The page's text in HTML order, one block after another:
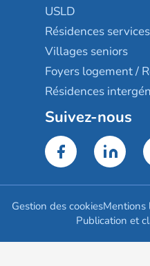
USLD
Résidences
Villages seniors
Foyers logement /
Résidences
Suivez-nous
Gestion des cookiesMentions
Publication et